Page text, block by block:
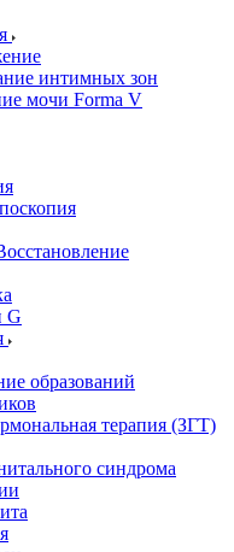
интимных зон
мочи Forma V
G
образований
терапия (ЗГТ)
синдрома